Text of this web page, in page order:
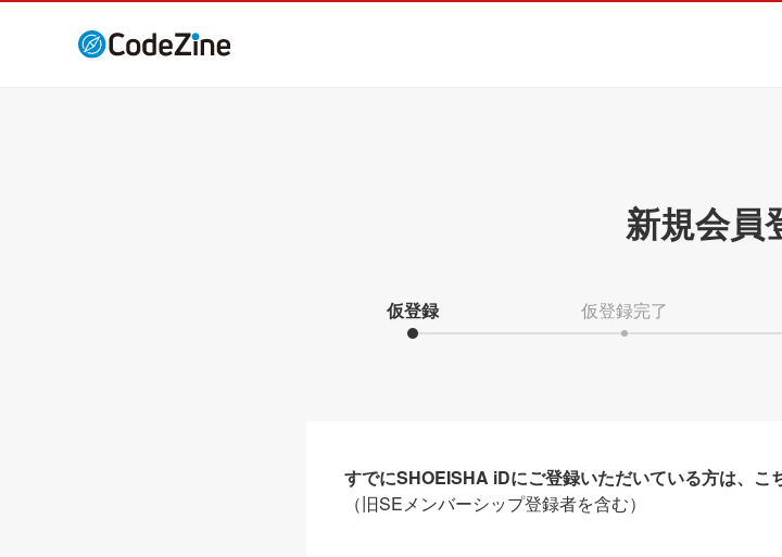
新規会員
仮登録 仮登録完了
すでにSHOEISHA iDにご登録いただいている方は、こ
（旧SEメンバーシップ登録者を含む）